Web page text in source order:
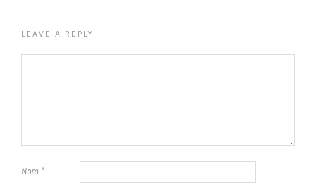
LEAVE A REPLY
Nom *